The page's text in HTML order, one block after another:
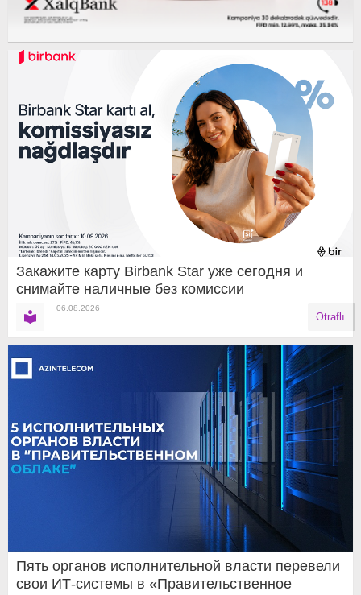
Закажите карту Birbank Star уже сегодня и
снимайте наличные без комиссии
06.08.2026
Ətraflı
Пять органов исполнительной власти перевели
свои ИТ-системы в «Правительственное